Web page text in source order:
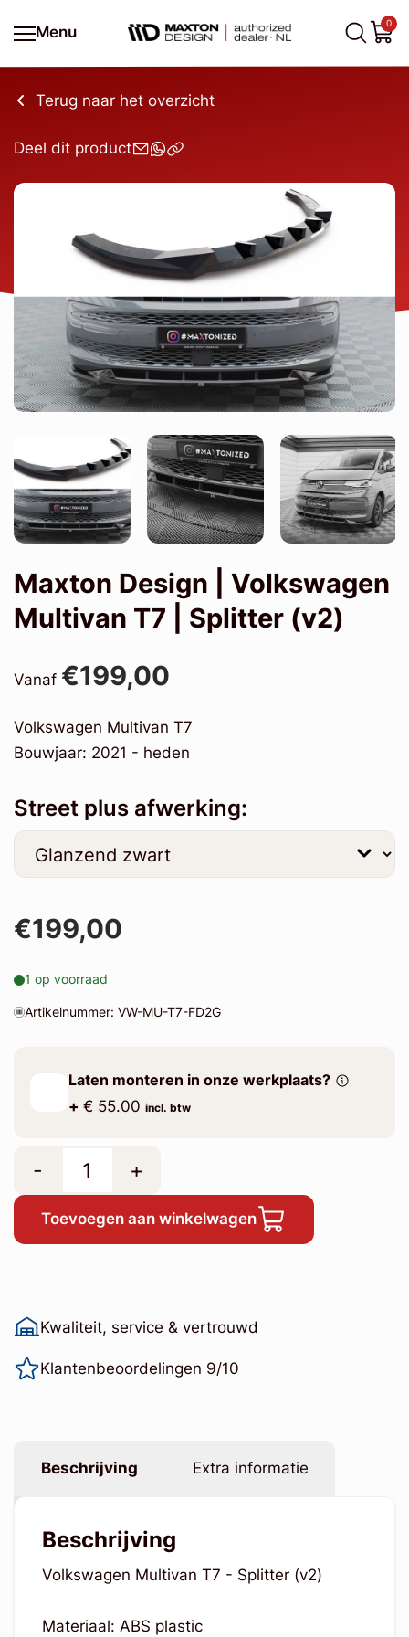
Menu
0
Terug naar het overzicht
Deel dit product
Maxton Design | Volkswagen
Multivan T7 | Splitter (v2)
Vanaf €199,00
Volkswagen Multivan T7
Bouwjaar: 2021 - heden
Street plus afwerking:
€199,00
1 op voorraad
Artikelnummer: VW-MU-T7-FD2G
Laten monteren in onze werkplaats?
+ € 55.00 incl. btw
- +
Toevoegen aan winkelwagen
Kwaliteit, service & vertrouwd
Klantenbeoordelingen 9/10
Beschrijving Extra informatie
Beschrijving
Volkswagen Multivan T7 - Splitter (v2)
Materiaal: ABS plastic